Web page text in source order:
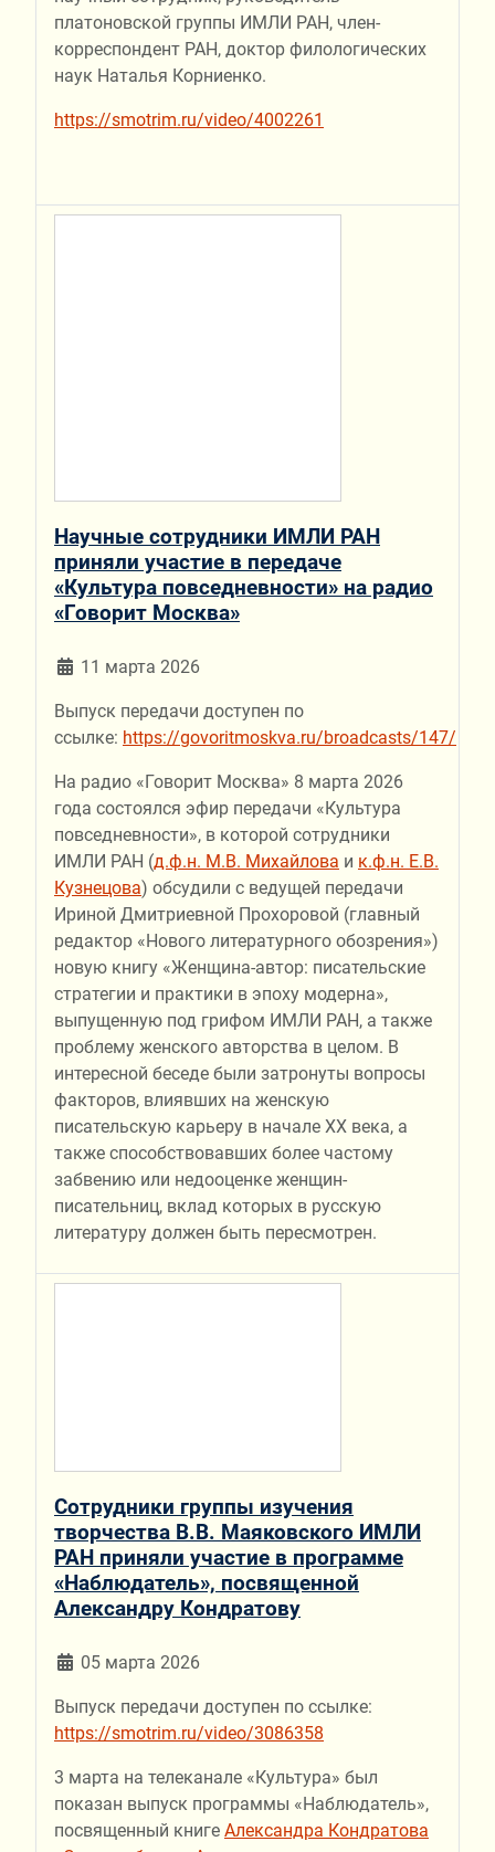
платоновской группы ИМЛИ РАН, член-
корреспондент РАН, доктор филологических
наук Наталья Корниенко.
https://smotrim.ru/video/4002261
Научные сотрудники ИМЛИ РАН
приняли участие в передаче
«Культура повседневности» на радио
«Говорит Москва»
11 марта 2026
Выпуск передачи доступен по
ссылке: https://govoritmoskva.ru/broadcasts/147/
На радио «Говорит Москва» 8 марта 2026
года состоялся эфир передачи «Культура
повседневности», в которой сотрудники
ИМЛИ РАН (д.ф.н. М.В. Михайлова и к.ф.н. Е.В.
Кузнецова) обсудили с ведущей передачи
Ириной Дмитриевной Прохоровой (главный
редактор «Нового литературного обозрения»)
новую книгу «Женщина-автор: писательские
стратегии и практики в эпоху модерна»,
выпущенную под грифом ИМЛИ РАН, а также
проблему женского авторства в целом. В
интересной беседе были затронуты вопросы
факторов, влиявших на женскую
писательскую карьеру в начале ХХ века, а
также способствовавших более частому
забвению или недооценке женщин-
писательниц, вклад которых в русскую
литературу должен быть пересмотрен.
Сотрудники группы изучения
творчества В.В. Маяковского ИМЛИ
РАН приняли участие в программе
«Наблюдатель», посвященной
Александру Кондратову
05 марта 2026
Выпуск передачи доступен по ссылке:
https://smotrim.ru/video/3086358
3 марта на телеканале «Культура» был
показан выпуск программы «Наблюдатель»,
посвященный книге Александра Кондратова